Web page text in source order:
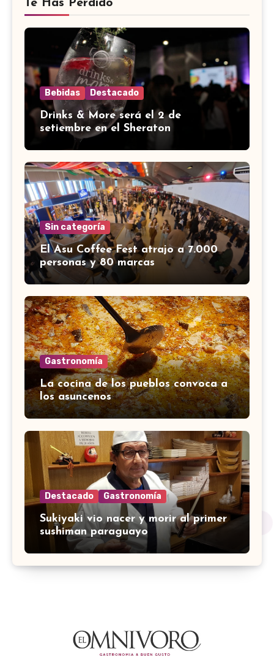
Te Has Perdido
Bebidas Destacado
Drinks & More será el 2 de
setiembre en el Sheraton
Sin categoría
El Asu Coffee Fest atrajo a 7.000
personas y 80 marcas
Gastronomía
La cocina de los pueblos convoca a
los asuncenos
Destacado Gastronomía
Sukiyaki vio nacer y morir al primer
sushiman paraguayo